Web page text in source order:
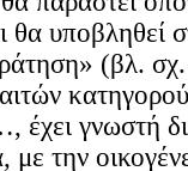
θα υποβληθεί
(βλ.
έχει γνωστή
με την